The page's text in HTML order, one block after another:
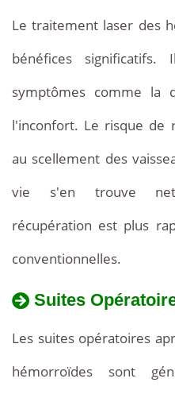
Le traitement laser des
bénéfices
symptômes comme la
l'inconfort. Le risque de
au scellement des
vie s'en trouve
récupération est plus
conventionnelles.
Suites
Les suites opératoires
hémorroïdes sont